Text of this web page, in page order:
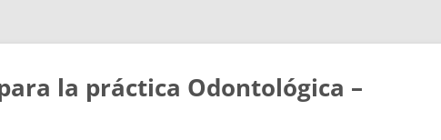
la práctica Odontológica –